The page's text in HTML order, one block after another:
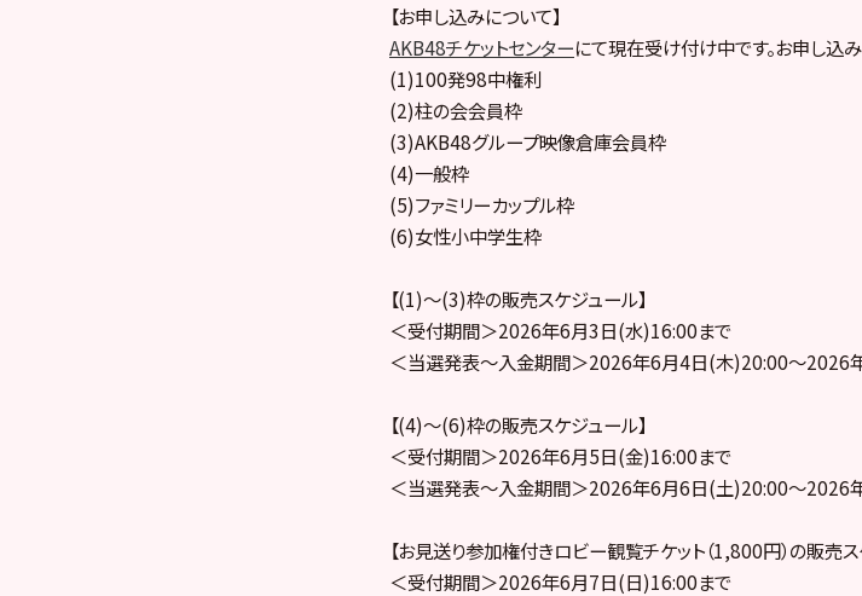
【お申し込みについて】
AKB48チケットセンターにて現在受け付け中です。お申し込
(1)100発98中権利
(2)柱の会会員枠
(3)AKB48グループ映像倉庫会員枠
(4)一般枠
(5)ファミリーカップル枠
(6)女性小中学生枠
【(1)～(3)枠の販売スケジュール】
＜受付期間＞2026年6月3日(水)16:00まで
＜当選発表～入金期間＞2026年6月4日(木)20:00～2026
【(4)〜(6)枠の販売スケジュール】
＜受付期間＞2026年6月5日(金)16:00まで
＜当選発表～入金期間＞2026年6月6日(土)20:00～2026
【お見送り参加権付きロビー観覧チケット（1,800円）の販売ス
＜受付期間＞2026年6月7日(日)16:00まで